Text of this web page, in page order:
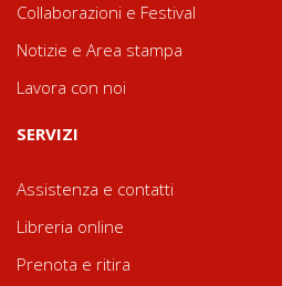
Collaborazioni e Festival
Notizie e Area stampa
Lavora con noi
SERVIZI
Assistenza e contatti
Libreria online
Prenota e ritira